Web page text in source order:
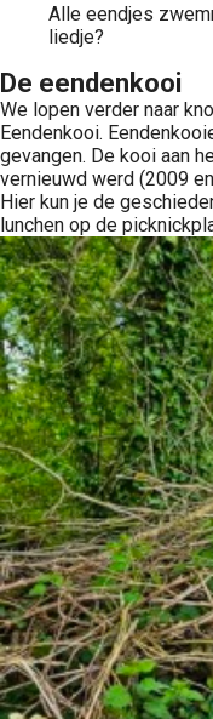
Alle eendjes
liedje?
De eendenkooi
We lopen verder naar
Eendenkooi.
gevangen. De kooi aan
vernieuwd werd (2009
Hier kun je de
lunchen op de